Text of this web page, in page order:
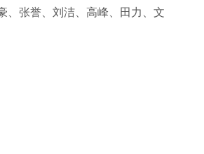
、张誉、刘洁、高峰、田力、文